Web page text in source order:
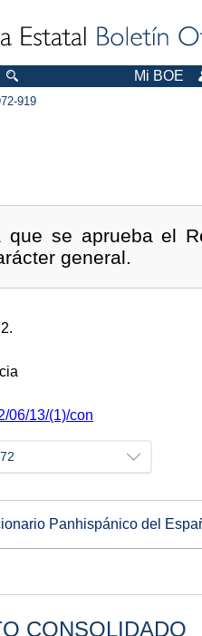
Mi BOE
919
se aprueba el
general.
06/13/(1)/con
Panhispánico del
CONSOLIDADO